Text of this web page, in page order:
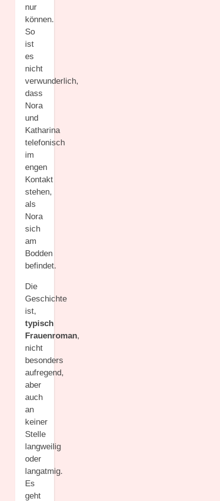
nur
können.
So
ist
es
nicht
verwunderlich,
dass
Nora
und
Katharina
telefonisch
im
engen
Kontakt
stehen,
als
Nora
sich
am
Bodden
befindet.
Die
Geschichte
ist,
typisch
Frauenroman,
nicht
besonders
aufregend,
aber
auch
an
keiner
Stelle
langweilig
oder
langatmig.
Es
geht